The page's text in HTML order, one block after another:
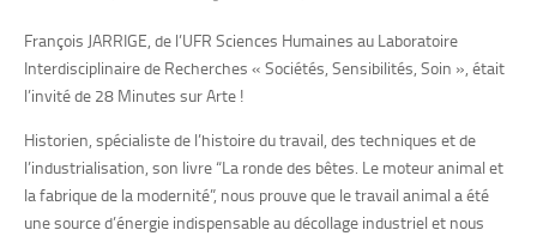
François JARRIGE, de l’UFR Sciences Humaines au Laboratoire
Interdisciplinaire de Recherches « Sociétés, Sensibilités, Soin », était
l’invité de 28 Minutes sur Arte !
Historien, spécialiste de l’histoire du travail, des techniques et de
l’industrialisation, son livre “La ronde des bêtes. Le moteur animal et
la fabrique de la modernité”, nous prouve que le travail animal a été
une source d’énergie indispensable au décollage industriel et nous